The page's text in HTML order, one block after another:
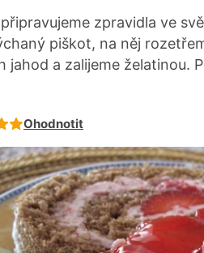
zpravidla ve
piškot, na něj
jahod a zalijeme želatinou.
Ohodnotit